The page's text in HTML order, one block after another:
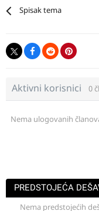
Spisak tema
Aktivni korisnici 0
Nema ulogovanih
PREDSTOJEĆA
Nema predstojećih